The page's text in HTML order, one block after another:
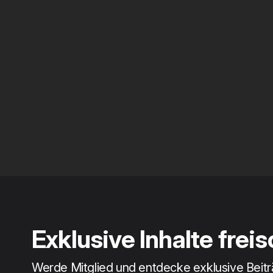
Exklusive Inhalte
Werde Mitglied und entdecke exklusive